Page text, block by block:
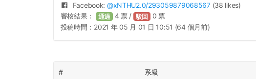
Facebook: @xNTHU2.0/293059879068567 (38 likes)
審核結果： 通過 4票 / 駁回 0 票
投稿時間： 2021 年 05 月 01 日 10:51 (64 個月前)
# 系級